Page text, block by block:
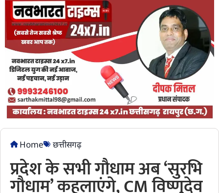
Home छत्तीसगढ़
प्रदेश के सभी गौधाम अब ‘सुरभि
गौधाम’ कहलाएंगे, CM विष्णुदेव